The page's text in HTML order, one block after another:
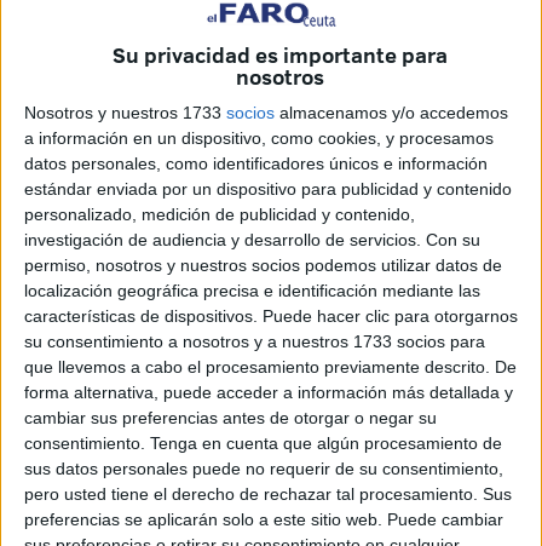
Su privacidad es importante para
nosotros
Nosotros y nuestros 1733 socios almacenamos y/o accedemos
a información en un dispositivo, como cookies, y procesamos
datos personales, como identificadores únicos e información
estándar enviada por un dispositivo para publicidad y contenido
personalizado, medición de publicidad y contenido,
investigación de audiencia y desarrollo de servicios. Con su
permiso, nosotros y nuestros socios podemos utilizar datos de
localización geográfica precisa e identificación mediante las
características de dispositivos. Puede hacer clic para otorgarnos
su consentimiento a nosotros y a nuestros 1733 socios para
que llevemos a cabo el procesamiento previamente descrito. De
forma alternativa, puede acceder a información más detallada y
cambiar sus preferencias antes de otorgar o negar su
consentimiento. Tenga en cuenta que algún procesamiento de
sus datos personales puede no requerir de su consentimiento,
pero usted tiene el derecho de rechazar tal procesamiento. Sus
preferencias se aplicarán solo a este sitio web. Puede cambiar
continúa reforzando su posicionamiento turístico a
nivel nacional e internacional con una intensa agenda de
durante el mes de mayo. La
Consejería de Comercio, Turismo, Empleo y Deportes, a
través deServicios Turísticos, ha participado este fin de
semana en la feriaExpovacaciones de Bilbao, uno de
los principales escaparates del sector en el norte de
España.
El evento, celebrado entre el 8 y el 10 de mayo, ha
alcanzado su 46ª edicióny se ha consolidado como un
punto de encuentro clave entre destinos turísticos,
profesionales del sector y público viajero.
En esta edición, Ceuta ha vuelto a estar presente tras el
éxito de participación del año anterior, reforzando su
apuesta por un modelo de promoción basado en la
experiencia, la sostenibilidad y la diversificación de la